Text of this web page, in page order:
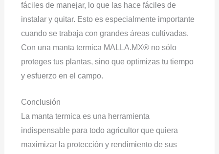
fáciles de manejar, lo que las hace fáciles de
instalar y quitar. Esto es especialmente importante
cuando se trabaja con grandes áreas cultivadas.
Con una manta termica MALLA.MX® no sólo
proteges tus plantas, sino que optimizas tu tiempo
y esfuerzo en el campo.
Conclusión
La manta termica es una herramienta
indispensable para todo agricultor que quiera
maximizar la protección y rendimiento de sus